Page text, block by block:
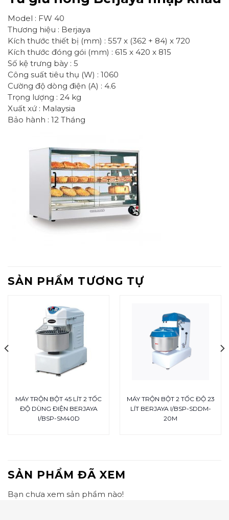
Model : FW 40
Thương hiệu : Berjaya
Kích thước thiết bị (mm) : 557 x (362 + 84) x 720
Kích thước đóng gói (mm) : 615 x 420 x 815
Số kệ trưng bày : 5
Công suất tiêu thụ (W) : 1060
Cường độ dòng điện (A) : 4.6
Trọng lượng : 24 kg
Xuất xứ : Malaysia
Bảo hành : 12 Tháng
SẢN PHẨM TƯƠNG TỰ
MÁY TRỘN BỘT 45 LÍT 2 TỐC
ĐỘ DÙNG ĐIỆN BERJAYA
I/BSP-SM40D
MÁY TRỘN BỘT 2 TỐC ĐỘ 23
LÍT BERJAYA I/BSP-SDDM-
20M
SẢN PHẨM ĐÃ XEM
Bạn chưa xem sản phẩm nào!